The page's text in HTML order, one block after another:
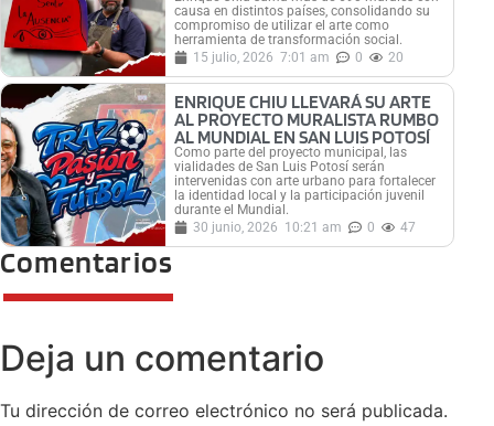
causa en distintos países, consolidando su
compromiso de utilizar el arte como
herramienta de transformación social.
15 julio, 2026 7:01 am 0 20
ENRIQUE CHIU LLEVARÁ SU ARTE
AL PROYECTO MURALISTA RUMBO
AL MUNDIAL EN SAN LUIS POTOSÍ
Como parte del proyecto municipal, las
vialidades de San Luis Potosí serán
intervenidas con arte urbano para fortalecer
la identidad local y la participación juvenil
durante el Mundial.
30 junio, 2026 10:21 am 0 47
Comentarios
Deja un comentario
Tu dirección de correo electrónico no será publicada.